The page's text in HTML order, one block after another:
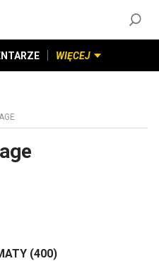
WIĘCEJ
(400)